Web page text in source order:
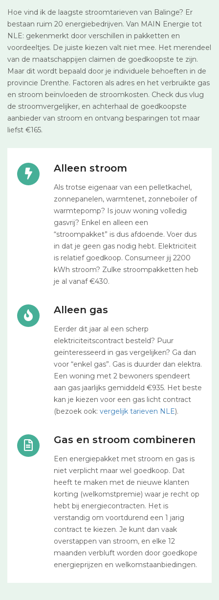
Hoe vind ik de laagste stroomtarieven van Balinge? Er
bestaan ruim 20 energiebedrijven. Van MAIN Energie tot
NLE: gekenmerkt door verschillen in pakketten en
voordeeltjes. De juiste kiezen valt niet mee. Het merendeel
van de maatschappijen claimen de goedkoopste te zijn.
Maar dit wordt bepaald door je individuele behoeften in de
provincie Drenthe. Factoren als adres en het verbruikte gas
en stroom beïnvloeden de stroomkosten. Check dus vlug
de stroomvergelijker, en achterhaal de goedkoopste
aanbieder van stroom en ontvang besparingen tot maar
liefst €165.
Alleen stroom
Als trotse eigenaar van een pelletkachel,
zonnepanelen, warmtenet, zonneboiler of
warmtepomp? Is jouw woning volledig
gasvrij? Enkel en alleen een
“stroompakket” is dus afdoende. Voer dus
in dat je geen gas nodig hebt. Elektriciteit
is relatief goedkoop. Consumeer jij 2200
kWh stroom? Zulke stroompakketten heb
je al vanaf €430.
Alleen gas
Eerder dit jaar al een scherp
elektriciteitscontract besteld? Puur
geïnteresseerd in gas vergelijken? Ga dan
voor “enkel gas”. Gas is duurder dan elektra.
Een woning met 2 bewoners spendeert
aan gas jaarlijks gemiddeld €935. Het beste
kan je kiezen voor een gas licht contract
(bezoek ook: vergelijk tarieven NLE).
Gas en stroom combineren
Een energiepakket met stroom en gas is
niet verplicht maar wel goedkoop. Dat
heeft te maken met de nieuwe klanten
korting (welkomstpremie) waar je recht op
hebt bij energiecontracten. Het is
verstandig om voortdurend een 1 jarig
contract te kiezen. Je kunt dan vaak
overstappen van stroom, en elke 12
maanden verbluft worden door goedkope
energieprijzen en welkomstaanbiedingen.